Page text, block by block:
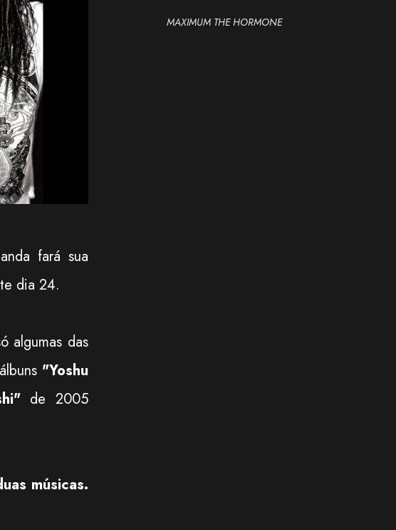
fará sua
dia 24.
algumas das
"Yoshu
de 2005
músicas.
MAXIMUM THE HORMONE